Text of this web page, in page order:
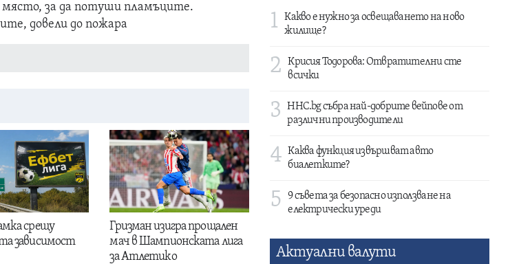
за да потуши пламъците.
довели до пожара
срещу
зависимост
Гризман изигра прощален
мач в Шампионската лига
за Атлетико
1
Какво е нужно за освещаването на ново
жилище?
2
Крисия Тодорова: Отвратителни сте
всички
3
HHC.bg събра най-добрите вейпове от
различни производители
4 Каква функция извършват авто
биалетките?
5
9 съвета за безопасно използване на
електрически уреди
Актуални валути